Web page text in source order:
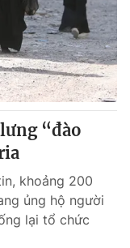
“đào
khoảng 200
ủng hộ người
lại tổ chức